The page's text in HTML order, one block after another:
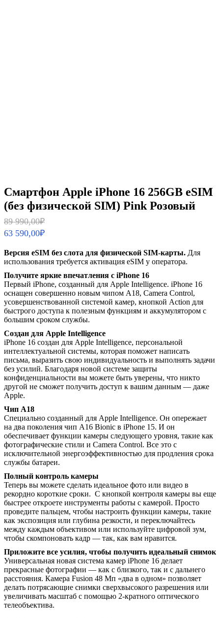
Смартфон Apple iPhone 16 256GB eSIM
(без физической SIM) Pink Розовый
89 990,00₽
Первоначальная
цена
составляла
89
990,00₽.
63 590,00₽
Текущая
цена:
590,00₽.
Версия eSIM без слота для физической SIM-карты. Для
использования требуется активация eSIM у оператора.
Получите яркие впечатления с iPhone 16
Первый iPhone, созданный для Apple Intelligence. iPhone 16
оснащен совершенно новым чипом A18, Camera Control,
усовершенствованной системой камер, кнопкой Action для
быстрого доступа к полезным функциям и аккумулятором с
большим сроком службы.
Создан для Apple Intelligence
iPhone 16 создан для Apple Intelligence, персональной
интеллектуальной системы, которая поможет написать
письма, выразить свою индивидуальность и выполнять задачи
без усилий. Благодаря новой системе защиты
конфиденциальности вы можете быть уверены, что никто
другой не сможет получить доступ к вашим данным — даже
Apple.
Чип A18
Специально созданный для Apple Intelligence. Он опережает
на два поколения чип A16 Bionic в iPhone 15. И он
обеспечивает функции камеры следующего уровня, такие как
фотографические стили и Camera Control. Все это с
исключительной энергоэффективностью для продления срока
службы батареи.
Полный контроль камеры
Теперь вы можете сделать идеальное фото или видео в
рекордно короткие сроки. С кнопкой контроля камеры вы еще
быстрее откроете инструменты работы с камерой. Просто
проведите пальцем, чтобы настроить функции камеры, такие
как экспозиция или глубина резкости, и переключайтесь
между каждым объективом или используйте цифровой зум,
чтобы скомпоновать кадр — так, как вам нравится.
Приложите все усилия, чтобы получить идеальный снимок
Универсальная новая система камер iPhone 16 делает
прекрасные фотографии — как с близкого, так и с дальнего
расстояния. Камера Fusion 48 Мп «два в одном» позволяет
делать потрясающие снимки сверхвысокого разрешения или
увеличивать масштаб с помощью 2-кратного оптического
телеобъектива.